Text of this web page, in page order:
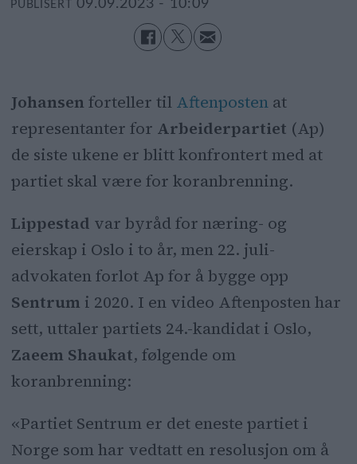
PUBLISERT 09.09.2023 - 10:09
Johansen forteller til Aftenpostenat
representanter for Arbeiderpartiet (Ap)
de siste ukene er blitt konfrontert med at
partiet skal være for koranbrenning.
Lippestad var byråd for næring- og
eierskap i Oslo i to år, men 22. juli-
advokaten forlot Ap for å bygge opp
Sentrum i 2020. I en video Aftenposten har
sett, uttaler partiets 24.-kandidat i Oslo,
Zaeem Shaukat, følgende om
koranbrenning:
«Partiet Sentrum er det eneste partiet i
Norge som har vedtatt en resolusjon om å